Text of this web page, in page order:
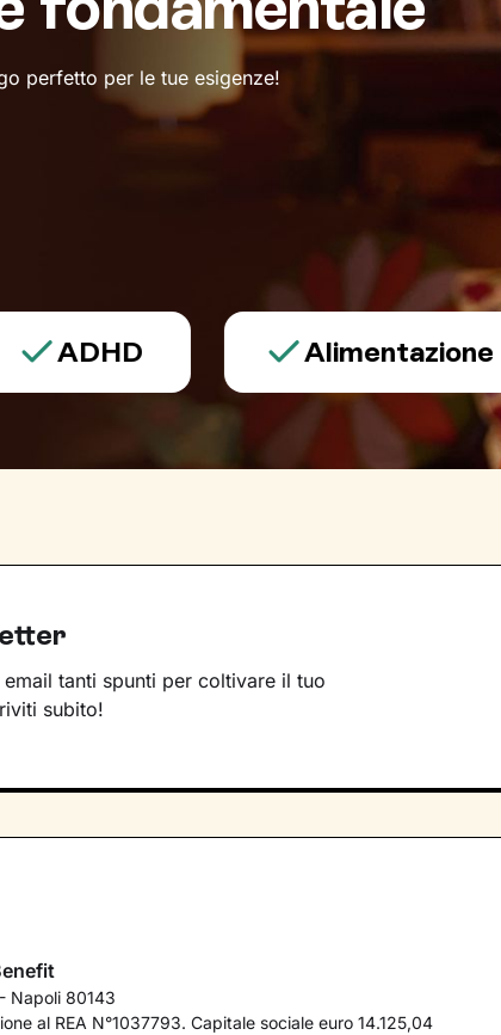
perfetto per le tue esigenze!
ADHD Alimentazione
tanti spunti per coltivare il tuo
subito!
Napoli 80143
al REA N°1037793. Capitale sociale euro 14.125,04